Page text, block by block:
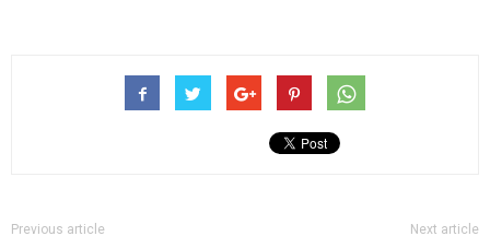
Previous article Next article